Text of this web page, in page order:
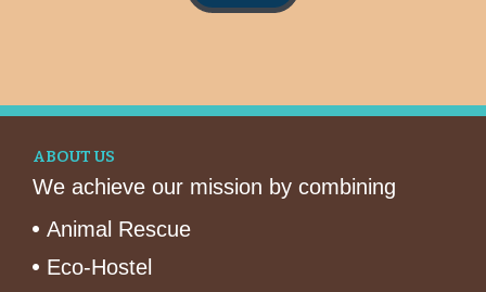
ABOUT US
We achieve our mission by combining
Animal Rescue
Eco-Hostel